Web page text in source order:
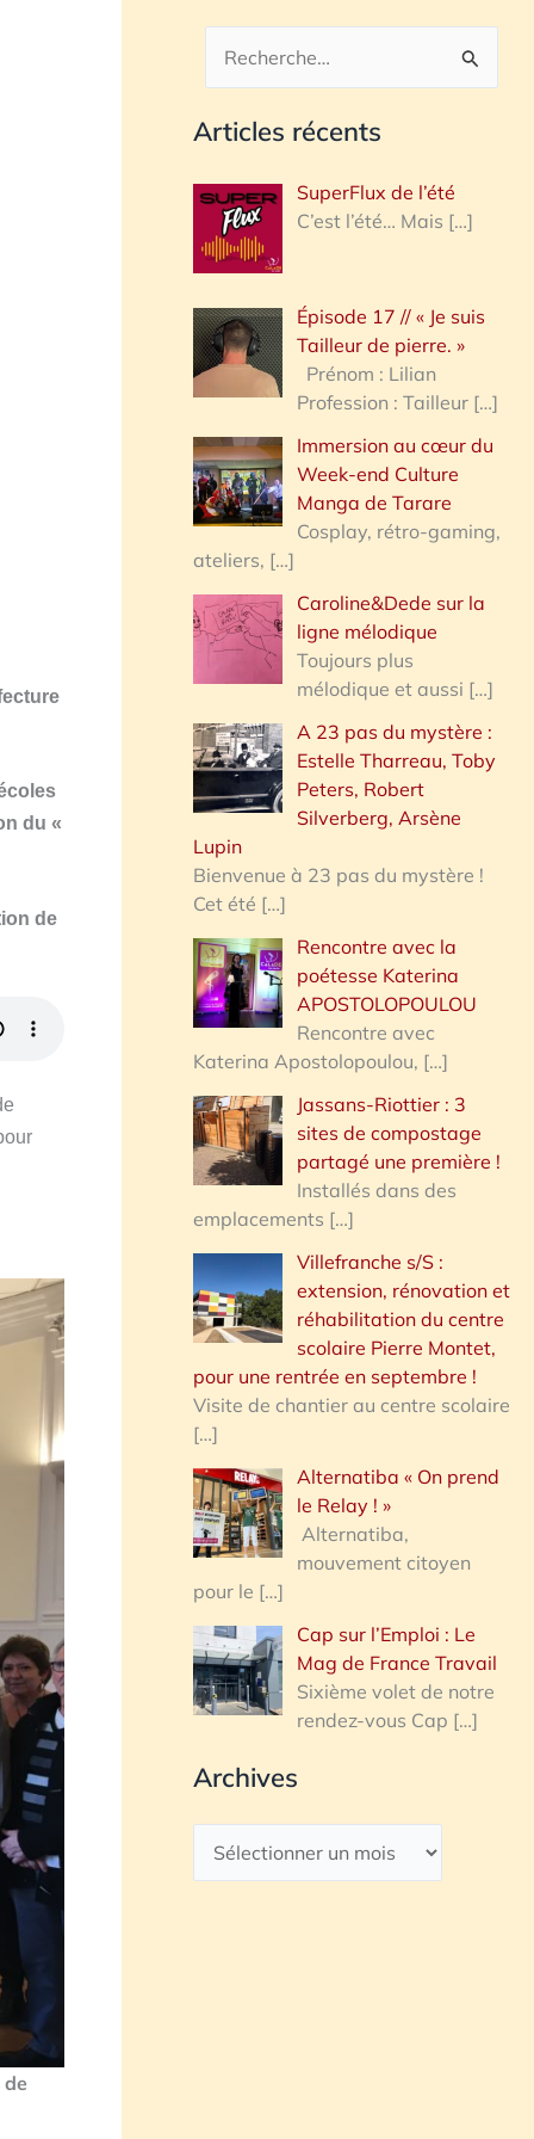
du «
de
c
h
r
h
e
:
Articles récents
SuperFlux de l’été
C’est l’été… Mais […]
Épisode 17 // « Je suis
Tailleur de pierre. »
Prénom : Lilian
Profession : Tailleur […]
Immersion au cœur du
Week-end Culture
Manga de Tarare
Cosplay, rétro-gaming,
ateliers, […]
Caroline&Dede sur la
ligne mélodique
Toujours plus
mélodique et aussi […]
A 23 pas du mystère :
Estelle Tharreau, Toby
Peters, Robert
Silverberg, Arsène
Lupin
Bienvenue à 23 pas du mystère !
Cet été […]
Rencontre avec la
poétesse Katerina
APOSTOLOPOULOU
Rencontre avec
Katerina Apostolopoulou, […]
Jassans-Riottier : 3
sites de compostage
partagé une première !
Installés dans des
emplacements […]
Villefranche s/S :
extension, rénovation et
réhabilitation du centre
scolaire Pierre Montet,
pour une rentrée en septembre !
Visite de chantier au centre scolaire
[…]
Alternatiba « On prend
le Relay ! »
Alternatiba,
mouvement citoyen
pour le […]
Cap sur l’Emploi : Le
Mag de France Travail
Sixième volet de notre
rendez-vous Cap […]
Archives